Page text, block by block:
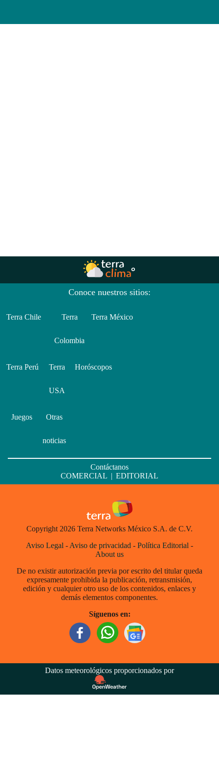
Conoce nuestros sitios:
Terra Chile Terra
Colombia
Terra México
Terra Perú Terra
USA
Horóscopos
Juegos Otras
noticias
Contáctanos
COMERCIAL | EDITORIAL
Copyright 2026 Terra Networks México S.A. de C.V.
Aviso Legal - Aviso de privacidad - Política Editorial -
About us
De no existir autorización previa por escrito del titular queda
expresamente prohibida la publicación, retransmisión,
edición y cualquier otro uso de los contenidos, enlaces y
demás elementos componentes.
Síguenos en:
Datos meteorológicos proporcionados por